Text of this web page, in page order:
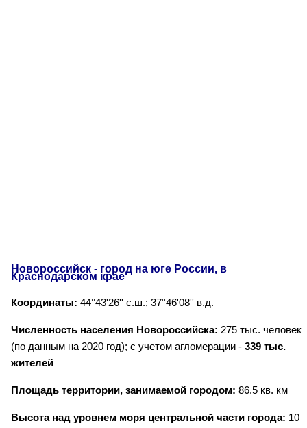
Новороссийск - город на юге России, в
Краснодарском крае
Координаты: 44°43'26'' с.ш.; 37°46'08'' в.д.
Численность населения Новороссийска: 275 тыс. человек
(по данным на 2020 год); с учетом агломерации - 339 тыс.
жителей
Площадь территории, занимаемой городом: 86.5 кв. км
Высота над уровнем моря центральной части города: 10